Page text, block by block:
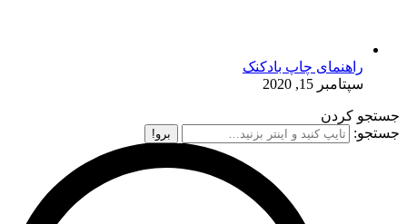
راهنمای چاپ بادکنک
سپتامبر 15, 2020
جستجو کردن
جستجو: